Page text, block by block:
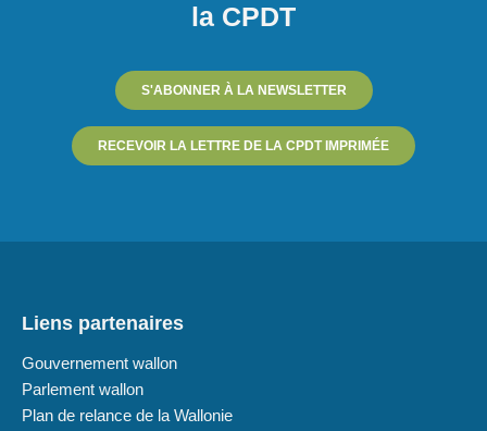
la CPDT
S'ABONNER À LA NEWSLETTER
RECEVOIR LA LETTRE DE LA CPDT IMPRIMÉE
Liens partenaires
Gouvernement wallon
Parlement wallon
Plan de relance de la Wallonie